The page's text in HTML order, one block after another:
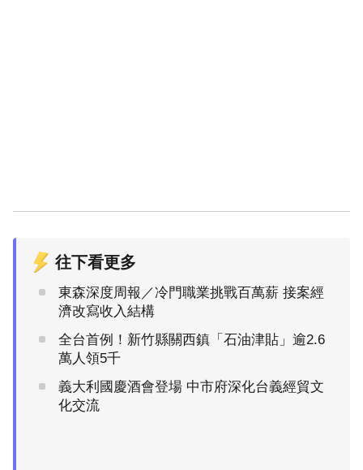
往下看更多
東森深度周報／冷門職業挑戰百萬薪 接案經
濟改寫收入結構
全台首例！新竹縣關西鎮「石油津貼」逾2.6
萬人領5千
義大利國慶酒會登場 中市府深化台義經貿文
化交流